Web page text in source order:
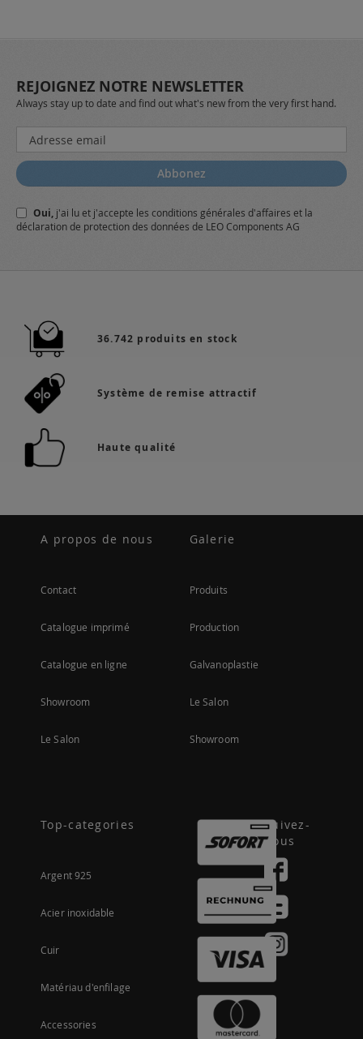
REJOIGNEZ NOTRE NEWSLETTER
Always stay up to date and find out what's new from the very first hand.
Inscription
à
notre
lettre
:
Abbonez
Oui, j'ai lu et j'accepte les conditions générales d'affaires et la
déclaration de protection des données de LEO Components AG
36.742 produits en stock
Système de remise attractif
Haute qualité
A propos de nous
Contact
Catalogue imprimé
Catalogue en ligne
Showroom
Le Salon
Galerie
Produits
Production
Galvanoplastie
Le Salon
Showroom
Top-categories
Argent 925
Acier inoxidable
Cuir
Matériau d'enfilage
Accessories
Suivez-
nous